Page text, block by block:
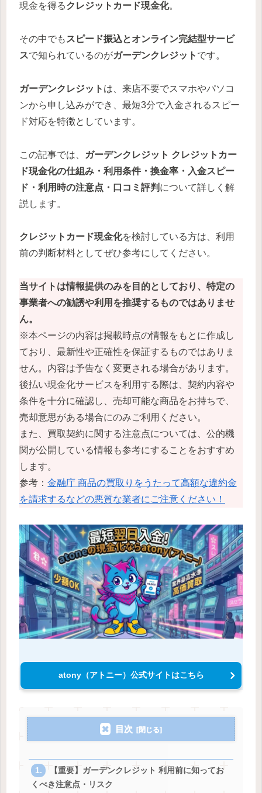
現金を得るクレジットカード現金化。
その中でも スピード振込とオンライン完結型サービ
スで知られているのがガーデンクレジット です。
ガーデンクレジット は、来店不要でスマホやパソコ
ンから申し込みができ、最短3分で入金されるスピー
ド対応を特徴としています。
この記事では、 ガーデンクレジット クレジットカー
ド現金化の仕組み・利用条件・換金率・入金スピー
ド・利用時の注意点・口コミ評判 について詳しく解
説します。
クレジットカード現金化を検討している方は、利用
前の判断材料としてぜひ参考にしてください。
当サイトは情報提供のみを目的としており、特定の
事業者への勧誘や利用を推奨するものではありませ
ん。
※本ページの内容は掲載時点の情報をもとに作成し
ており、最新性や正確性を保証するものではありま
せん。内容は予告なく変更される場合があります。
後払い現金化サービスを利用する際は、契約内容や
条件を十分に確認し、売却可能な商品をお持ちで、
売却意思がある場合にのみご利用ください。
また、買取契約に関する注意点については、公的機
関が公開している情報も参考にすることをおすすめ
します。
参考： 金融庁 商品の買取りをうたって高額な違約金
を請求するなどの悪質な業者にご注意ください！
atony（アトニー）公式サイトはこちら
目次
【重要】ガーデンクレジット 利用前に知ってお
くべき注意点・リスク